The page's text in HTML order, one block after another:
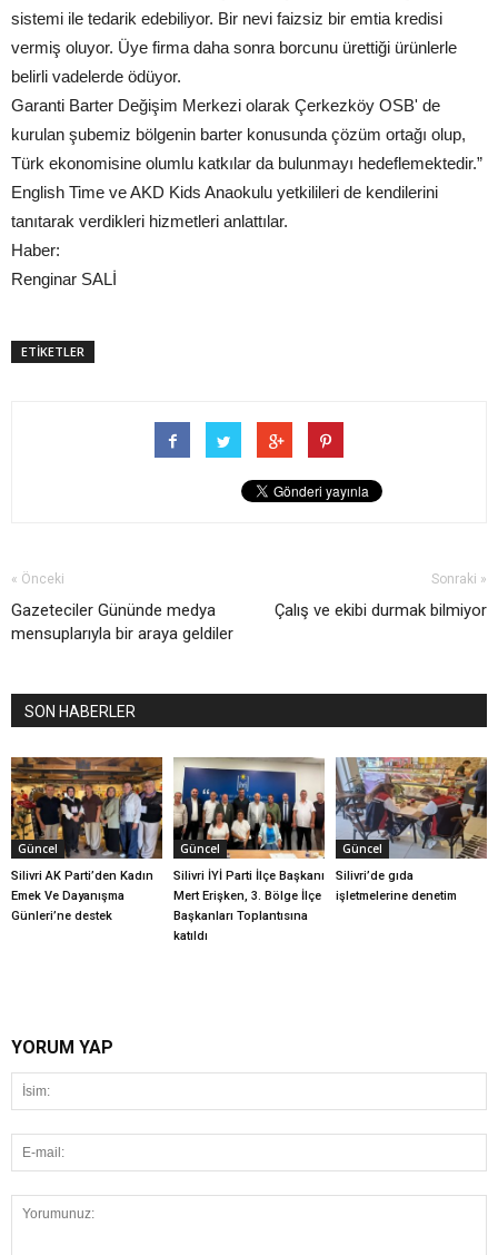
sistemi ile tedarik edebiliyor. Bir nevi faizsiz bir emtia kredisi
vermiş oluyor. Üye firma daha sonra borcunu ürettiği ürünlerle
belirli vadelerde ödüyor.
Garanti Barter Değişim Merkezi olarak Çerkezköy OSB' de
kurulan şubemiz bölgenin barter konusunda çözüm ortağı olup,
Türk ekonomisine olumlu katkılar da bulunmayı hedeflemektedir.”
English Time ve AKD Kids Anaokulu yetkilileri de kendilerini
tanıtarak verdikleri hizmetleri anlattılar.
Haber:
Renginar SALİ
ETİKETLER
« Önceki
Gazeteciler Gününde medya
mensuplarıyla bir araya geldiler
Sonraki »
Çalış ve ekibi durmak bilmiyor
SON HABERLER
Güncel
Silivri AK Parti’den Kadın
Emek Ve Dayanışma
Günleri’ne destek
Güncel
Silivri İYİ Parti İlçe Başkanı
Mert Erişken, 3. Bölge İlçe
Başkanları Toplantısına
katıldı
Güncel
Silivri’de gıda
işletmelerine denetim
YORUM YAP